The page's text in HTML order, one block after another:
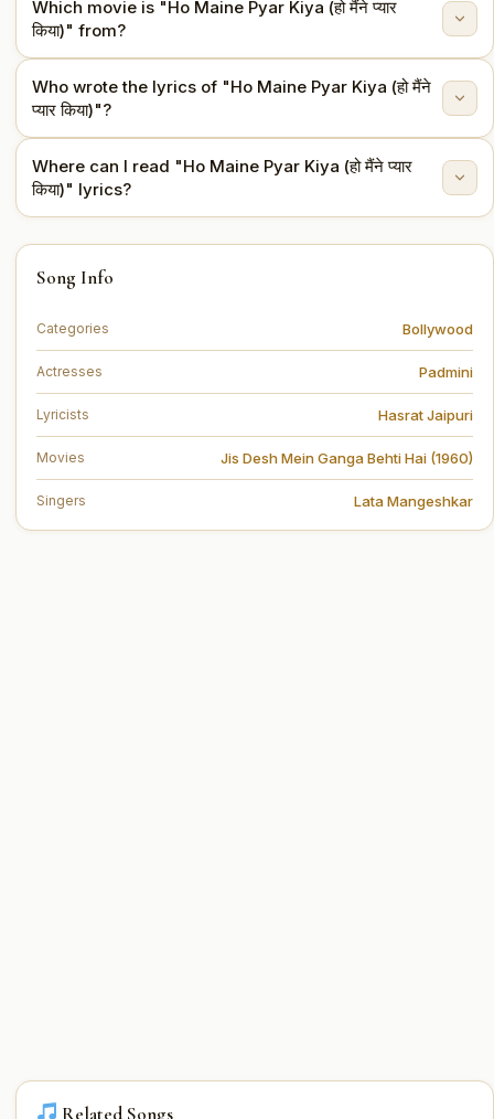
"Ho Maine Pyar Kiya (हो मैंने प्यार किया)" is sung by Lata
Mangeshkar.
Which movie is "Ho Maine Pyar Kiya (हो मैंने प्यार
किया)" from?
This song is from the movie Jis Desh Mein Ganga Behti
Hai (1960).
Who wrote the lyrics of "Ho Maine Pyar Kiya (हो मैंने
प्यार किया)"?
The lyrics are written by Hasrat Jaipuri.
Where can I read "Ho Maine Pyar Kiya (हो मैंने प्यार
किया)" lyrics?
You can read the full lyrics of "Ho Maine Pyar Kiya (हो
मैंने प्यार किया)" on this page.
Song Info
Categories Bollywood
Actresses Padmini
Lyricists Hasrat Jaipuri
Movies Jis Desh Mein Ganga Behti Hai (1960)
Singers Lata Mangeshkar
Related Songs